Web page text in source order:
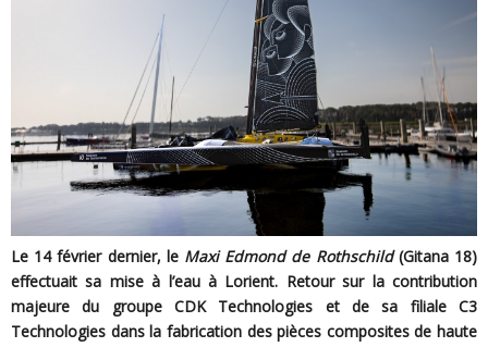
Le 14 février dernier, le Maxi Edmond de Rothschild(Gitana 18)
effectuait sa mise à l’eau à Lorient. Retour sur la contribution
majeure du groupe CDK Technologies et de sa filiale C3
Technologies dans la fabrication des pièces composites de haute